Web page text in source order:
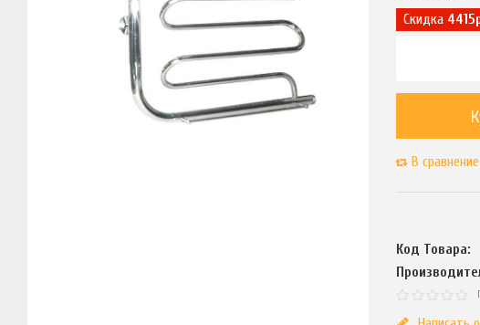
Скидка
В сравнение
Код Товара: